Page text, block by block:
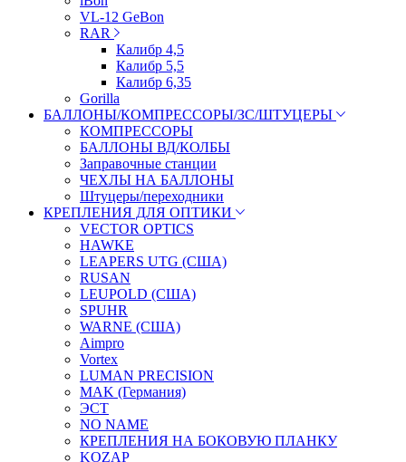
VL-12 GeBon
RAR
Калибр 4,5
Калибр 5,5
Калибр 6,35
Gorilla
БАЛЛОНЫ/КОМПРЕССОРЫ/ЗС/ШТУЦЕРЫ
КОМПРЕССОРЫ
БАЛЛОНЫ ВД/КОЛБЫ
Заправочные станции
ЧЕХЛЫ НА БАЛЛОНЫ
Штуцеры/переходники
КРЕПЛЕНИЯ ДЛЯ ОПТИКИ
VECTOR OPTICS
HAWKE
LEAPERS UTG (США)
RUSAN
LEUPOLD (США)
SPUHR
WARNE (США)
Aimpro
Vortex
LUMAN PRECISION
MAK (Германия)
ЭСТ
NO NAME
КРЕПЛЕНИЯ НА БОКОВУЮ ПЛАНКУ
KOZAP